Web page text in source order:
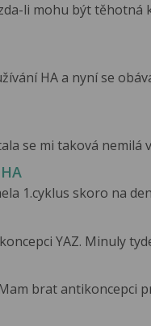
li mohu být těhotná
HA a nyní se
se mi taková nemilá
1.cyklus skoro na
YAZ. Minuly
brat antikoncepci